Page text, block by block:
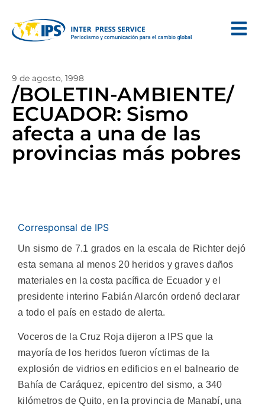
9 de agosto, 1998
/BOLETIN-AMBIENTE/
ECUADOR: Sismo
afecta a una de las
provincias más pobres
Corresponsal de IPS
Un sismo de 7.1 grados en la escala de Richter dejó
esta semana al menos 20 heridos y graves daños
materiales en la costa pacífica de Ecuador y el
presidente interino Fabián Alarcón ordenó declarar
a todo el país en estado de alerta.
Voceros de la Cruz Roja dijeron a IPS que la
mayoría de los heridos fueron víctimas de la
explosión de vidrios en edificios en el balneario de
Bahía de Caráquez, epicentro del sismo, a 340
kilómetros de Quito, en la provincia de Manabí, una